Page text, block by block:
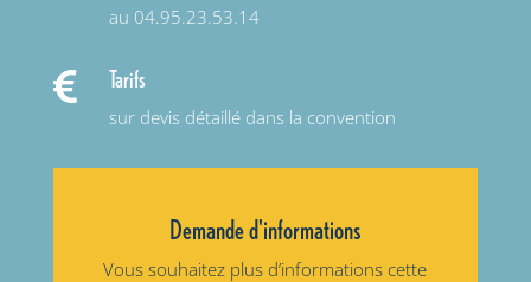
au 04.95.23.53.14
 Tarifs
sur devis détaillé dans la convention
Demande d'informations
Vous souhaitez plus d’informations cette